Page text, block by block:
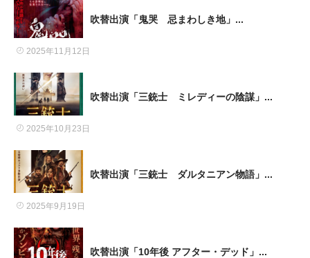
吹替出演「鬼哭 忌まわしき地」...
2025年11月12日
吹替出演「三銃士 ミレディーの陰謀」...
2025年10月23日
吹替出演「三銃士 ダルタニアン物語」...
2025年9月19日
吹替出演「10年後 アフター・デッド」...